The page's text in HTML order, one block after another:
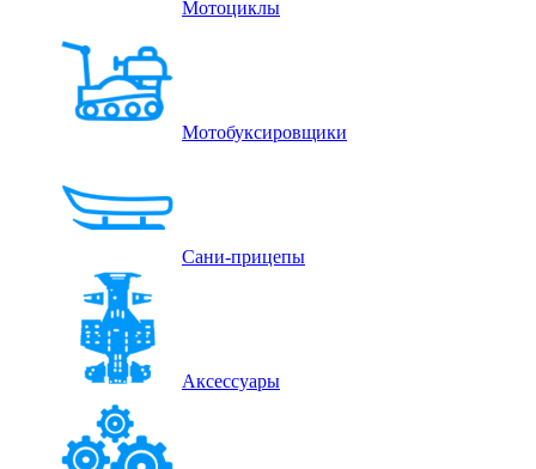
Мотоциклы
Мотобуксировщики
Сани-прицепы
Аксессуары